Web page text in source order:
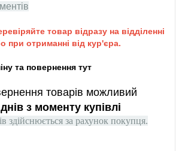
товар відразу на відділенні
при отриманні від кур'єра.
та повернення тут
товарів можливий
з моменту купівлі
здійснюється за рахунок покупця.